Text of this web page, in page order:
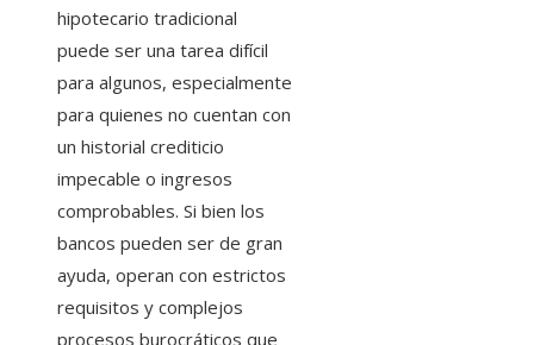
hipotecario tradicional
puede ser una tarea difícil
para algunos, especialmente
para quienes no cuentan con
un historial crediticio
impecable o ingresos
comprobables. Si bien los
bancos pueden ser de gran
ayuda, operan con estrictos
requisitos y complejos
procesos burocráticos que